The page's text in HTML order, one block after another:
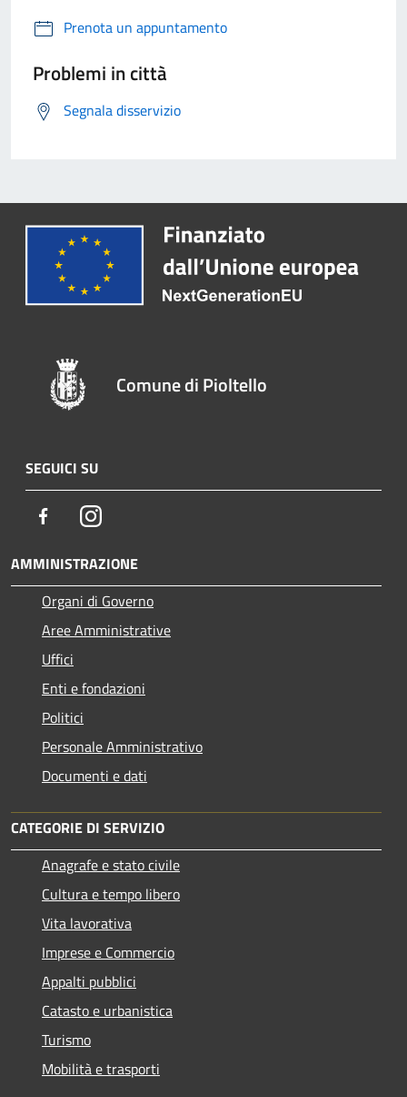
Prenota un appuntamento
Problemi in città
Segnala disservizio
Comune di Pioltello
SEGUICI SU
FacebookInstagram
AMMINISTRAZIONE
Organi di Governo
Aree Amministrative
Uffici
Enti e fondazioni
Politici
Personale Amministrativo
Documenti e dati
CATEGORIE DI SERVIZIO
Anagrafe e stato civile
Cultura e tempo libero
Vita lavorativa
Imprese e Commercio
Appalti pubblici
Catasto e urbanistica
Turismo
Mobilità e trasporti